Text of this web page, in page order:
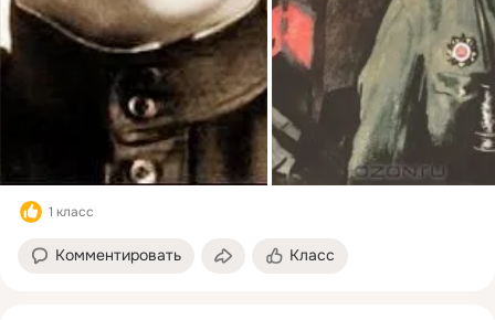
1 класс
Комментировать Класс